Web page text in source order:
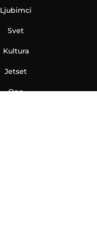
Ljubimci
Svet
Kultura
Jetset
Ona